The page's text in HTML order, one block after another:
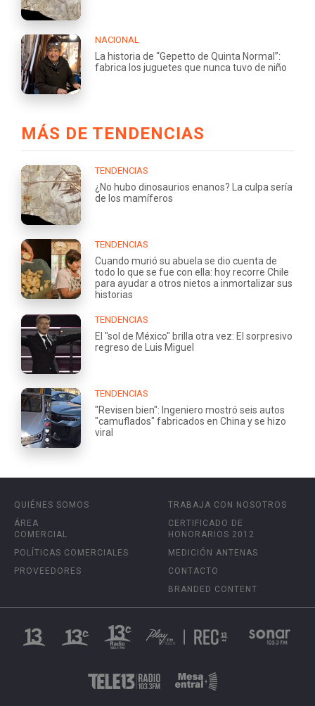
NACIONAL
La historia de “Gepetto de Quinta Normal”:
fabrica los juguetes que nunca tuvo de niño
MÁS DE TENDENCIAS
TENDENCIAS
¿No hubo dinosaurios enanos? La culpa sería
de los mamíferos
TENDENCIAS
Cuando murió su abuela se dio cuenta de
todo lo que se fue con ella: hoy recorre Chile
para ayudar a otros nietos a inmortalizar sus
historias
TENDENCIAS
El "sol de México" brilla otra vez: El sorpresivo
regreso de Luis Miguel
TENDENCIAS
"Revisen bien": Ingeniero mostró seis autos
"camuflados" fabricados en China y se hizo
viral
QUIÉNES SOMOS
ÁREA
COMERCIAL
POLÍTICAS COMERCIALES
PROVEEDORES
TRABAJA CON NOSOTROS
CERTIFICADO DE
HONORARIOS 2012
MEDICIÓN ANTENAS
CONTACTO
BRANDED CONTENT